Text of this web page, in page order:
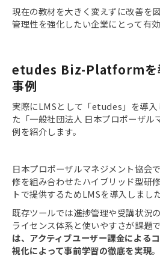
現在の教材を大きく変えずに改善を
管理性を強化したい企業にとって有
etudes Biz-Platformを
事例
実際にLMSとして「etudes」を導
た「一般社団法人 日本プロポーザル
例を紹介します。
日本プロポーザルマネジメント協会
修を組み合わせたハイブリッド型研
トで提供するためLMSを導入しました
既存ツールでは進捗管理や受講状況
ライセンス体系と使いやすさが課題で
は、アクティブユーザー課金による
視化によって事前学習の徹底を実現。